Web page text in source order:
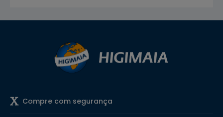
Compre com segurança